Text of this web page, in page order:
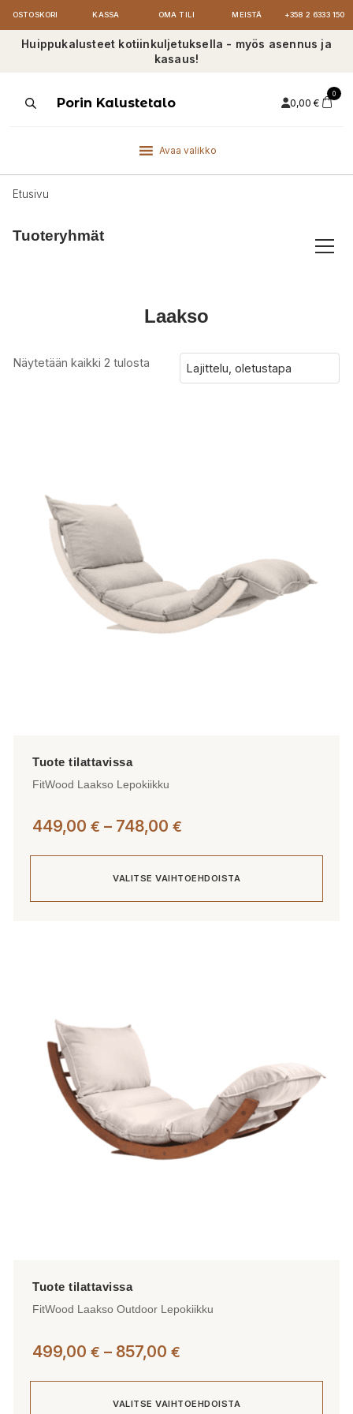
OSTOSKORI KASSA OMA TILI MEISTÄ +358 2 6333 150
Huippukalusteet kotiinkuljetuksella - myös asennus ja
kasaus!
ProductsPorin Kalustetalo 0,00 €
0
Avaa valikko
Etusivu
Tuoteryhmät
Laakso
Näytetään kaikki 2 tulosta
FitWood Laakso Lepokiikku
449,00 € – 748,00 €
748,00 €
VALITSE VAIHTOEHDOISTA
valinnat
tuotteen
FitWood Laakso Outdoor Lepokiikku
499,00 € – 857,00 €
857,00 €
VALITSE VAIHTOEHDOISTA